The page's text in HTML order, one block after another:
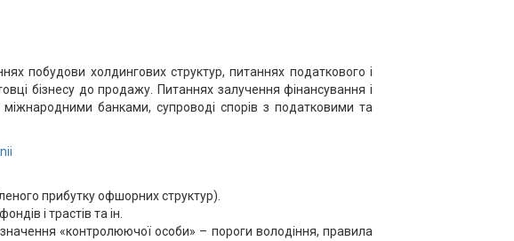
побудови холдингових структур, питаннях податкового і
бізнесу до продажу. Питаннях залучення фінансування і
міжнародними банками, супроводі спорів з податковими та
прибутку офшорних структур).
і трастів та ін.
«контролюючої особи» – пороги володіння, правила